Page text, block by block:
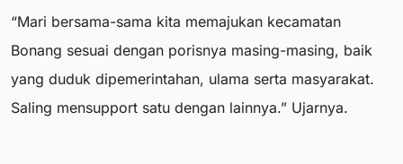
“Mari bersama-sama kita memajukan kecamatan
Bonang sesuai dengan porisnya masing-masing, baik
yang duduk dipemerintahan, ulama serta masyarakat.
Saling mensupport satu dengan lainnya.” Ujarnya.